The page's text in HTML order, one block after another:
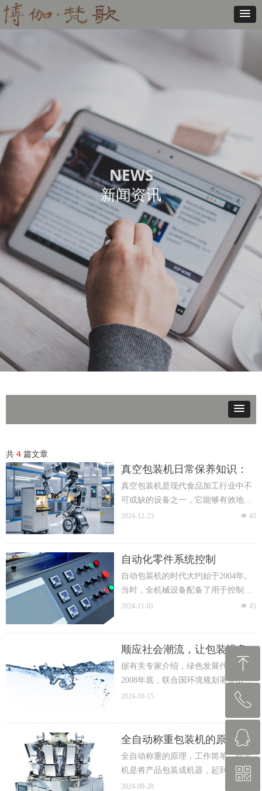
共 4 篇文章
真空包装机日常保养知识：
延长机器寿命的关键
真空包装机是现代食品加工行业中不
可或缺的设备之一，它能够有效地延
长食品的保鲜期，保持食品的新鲜度
넶 45
2024-12-23
自动化零件系统控制
自动包装机的时代大约始于2004年。
当时，全机械设备配备了用于控制驱
动的逻辑功能和机械动力轴的 可编程
넶 45
2024-11-01
顺应社会潮流，让包装设备
走高科技、节能环保路线
据有关专家介绍，绿色发展代表着
2008年底，联合国环境规划署提出了
绿色新政倡议，呼吁各国政府重视绿
色投资在经济复苏中的重要作用。
2012年6月在巴西里约热内卢举行的联
合国可持续发展大会也将绿色经济列
为主题之一，重点讨论可持续发展和
消除贫困背景下的绿色经济。发达国
家和新兴市场国家都把发展绿色经济
넶
2024-10-15
全自动称重包装机的原理和
工作
全自动称重的原理，工作简单。包装
机是将产品包装成机器，起到保护和
美观的作用。
2024-09-28
NEWS
新闻资讯
ꁸ
回到顶部
ꂅ
13827758987
ꁗ
262407978
ꀥ